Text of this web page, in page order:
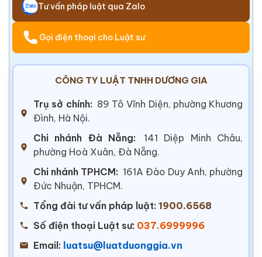
Tư vấn pháp luật qua Zalo
Gọi điện thoại cho Luật sư
CÔNG TY LUẬT TNHH DƯƠNG GIA
Trụ sở chính: 89 Tô Vĩnh Diện, phường Khương
Đình, Hà Nội.
Chi nhánh Đà Nẵng:
141 Diệp Minh Châu,
phường Hoà Xuân, Đà Nẵng.
Chi nhánh TPHCM: 161A Đào Duy Anh, phường
Đức Nhuận, TPHCM.
Tổng đài tư vấn pháp luật: 1900.6568
Số điện thoại Luật sư: 037.6999996
Email: luatsu@luatduonggia.vn